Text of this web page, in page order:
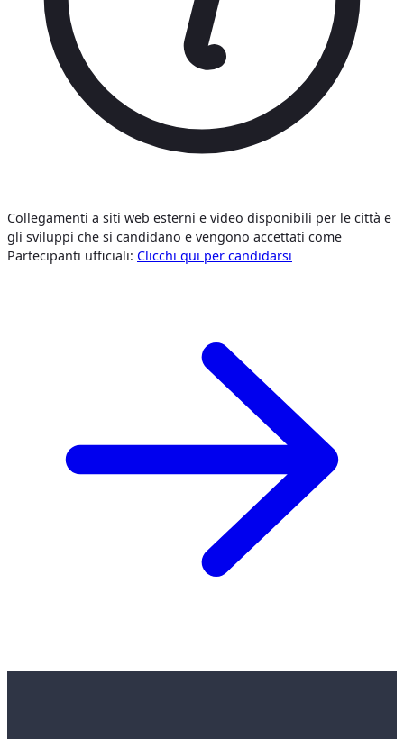
Collegamenti a siti web esterni e video disponibili per le città e
gli sviluppi che si candidano e vengono accettati come
Partecipanti ufficiali: Clicchi qui per candidarsi